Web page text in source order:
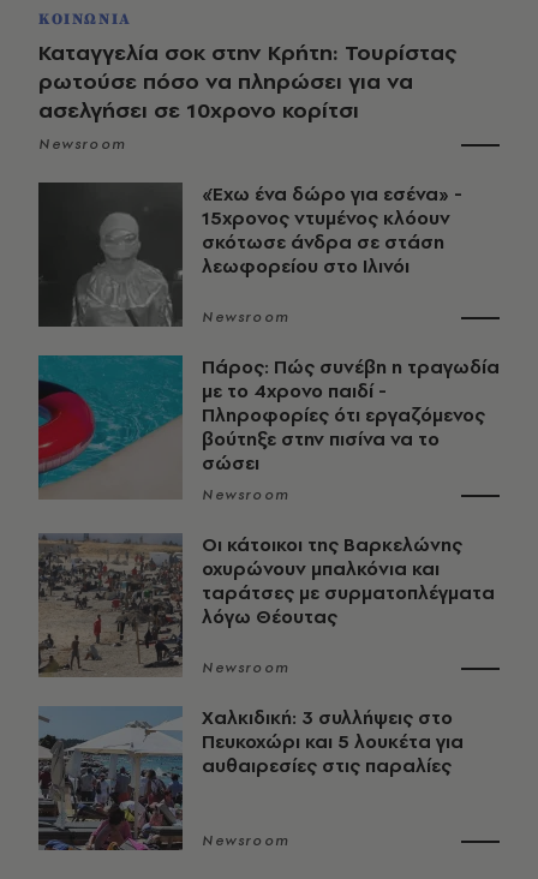
ΚΟΙΝΩΝΙΑ
Καταγγελία σοκ στην Κρήτη: Τουρίστας
ρωτούσε πόσο να πληρώσει για να
ασελγήσει σε 10χρονο κορίτσι
Newsroom
«Έχω ένα δώρο για εσένα» -
15χρονος ντυμένος κλόουν
σκότωσε άνδρα σε στάση
λεωφορείου στο Ιλινόι
Newsroom
Πάρος: Πώς συνέβη η τραγωδία
με το 4χρονο παιδί -
Πληροφορίες ότι εργαζόμενος
βούτηξε στην πισίνα να το
σώσει
Newsroom
Οι κάτοικοι της Βαρκελώνης
οχυρώνουν μπαλκόνια και
ταράτσες με συρματοπλέγματα
λόγω Θέουτας
Newsroom
Χαλκιδική: 3 συλλήψεις στο
Πευκοχώρι και 5 λουκέτα για
αυθαιρεσίες στις παραλίες
Newsroom